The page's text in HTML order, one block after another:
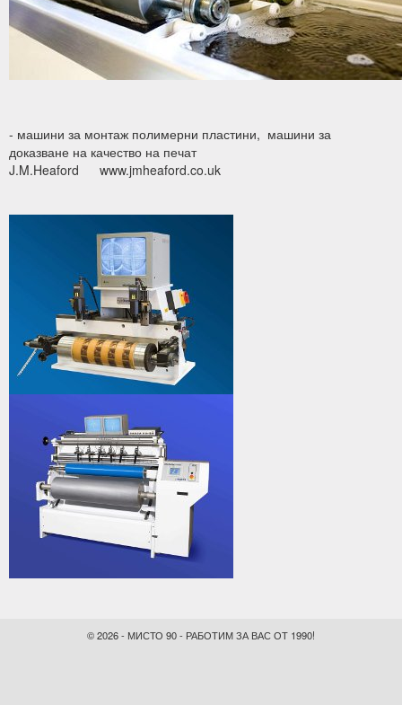
- машини за монтаж полимерни пластини, машини за
доказване на качество на печат
J.M.Heaford
www.jmheaford.co.uk
© 2026 - МИСТО 90 - РАБОТИМ ЗА ВАС ОТ 1990!